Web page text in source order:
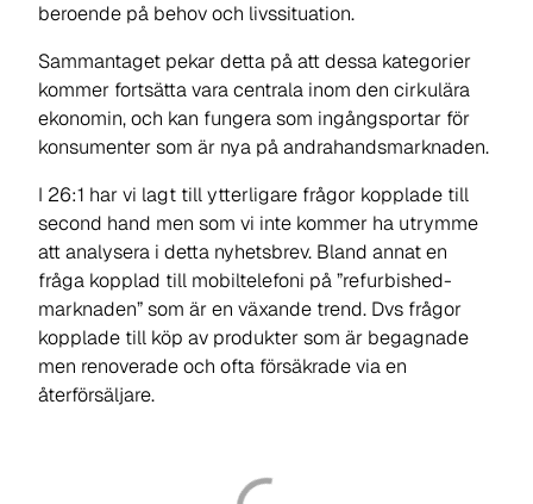
beroende på behov och livssituation.
Sammantaget pekar detta på att dessa kategorier
kommer fortsätta vara centrala inom den cirkulära
ekonomin, och kan fungera som ingångsportar för
konsumenter som är nya på andrahandsmarknaden.
I 26:1 har vi lagt till ytterligare frågor kopplade till
second hand men som vi inte kommer ha utrymme
att analysera i detta nyhetsbrev. Bland annat en
fråga kopplad till mobiltelefoni på ”refurbished-
marknaden” som är en växande trend. Dvs frågor
kopplade till köp av produkter som är begagnade
men renoverade och ofta försäkrade via en
återförsäljare.